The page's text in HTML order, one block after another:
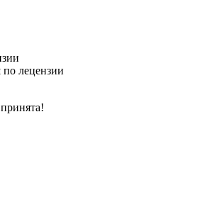
лецензии